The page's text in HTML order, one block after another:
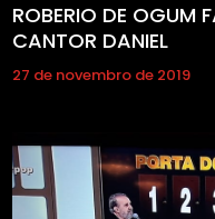
ROBERIO DE OGUM
CANTOR DANIEL
27 de novembro de 2019